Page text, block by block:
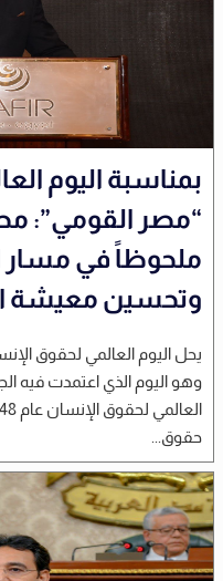
بمناسبة اليوم
“مصر القومي”:
ملحوظاً في مسار
وتحسين معيشة
يحل اليوم العالمي لحقوق
وهو اليوم الذي اعتمدت فيه
حقوق...